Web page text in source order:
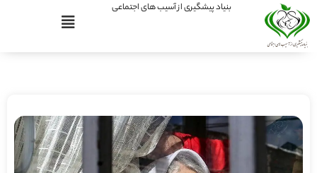
بنیاد پیشگیری از آسیب های اجتماعی